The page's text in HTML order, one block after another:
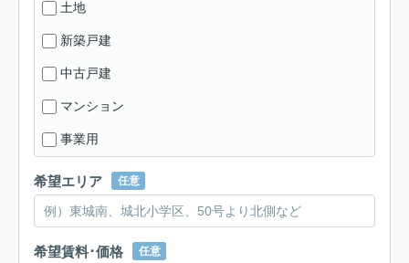
土地
新築戸建
中古戸建
マンション
事業用
希望エリア 任意
希望賃料･価格 任意